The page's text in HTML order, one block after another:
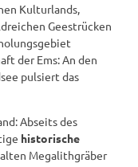
Kulturlands,
Geestrücken
der Ems: An den
pulsiert das
Abseits des
historische
alten Megalithgräber